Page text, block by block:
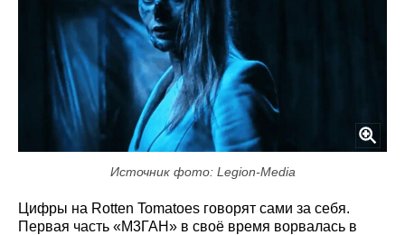
Источник фото: Legion-Media
Цифры на Rotten Tomatoes говорят сами за себя.
Первая часть «М3ГАН» в своё время ворвалась в